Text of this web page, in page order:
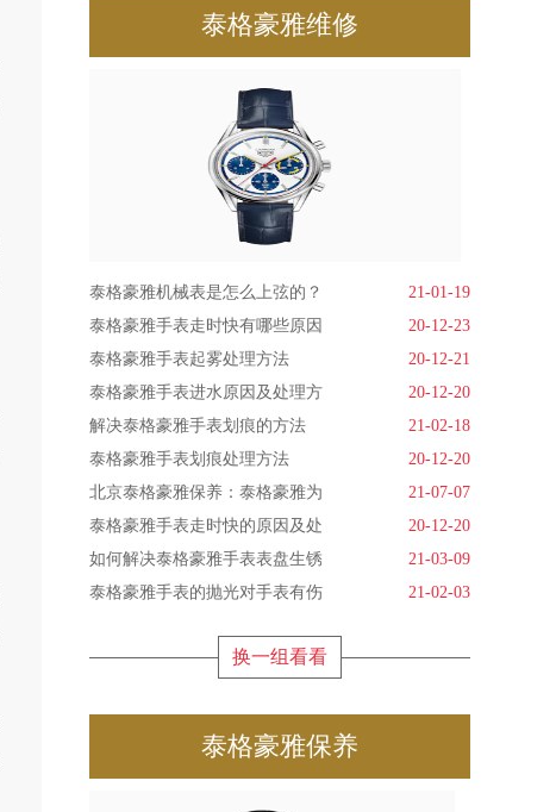
泰格豪雅维修
泰格豪雅机械表是怎么上弦的？
21-01-19
泰格豪雅手表走时快有哪些原因
20-12-23
泰格豪雅手表起雾处理方法
20-12-21
泰格豪雅手表进水原因及处理方
20-12-20
解决泰格豪雅手表划痕的方法
21-02-18
泰格豪雅手表划痕处理方法
20-12-20
北京泰格豪雅保养：泰格豪雅为
21-07-07
泰格豪雅手表走时快的原因及处
20-12-20
如何解决泰格豪雅手表表盘生锈
21-03-09
泰格豪雅手表的抛光对手表有伤
21-02-03
换一组看看
泰格豪雅保养